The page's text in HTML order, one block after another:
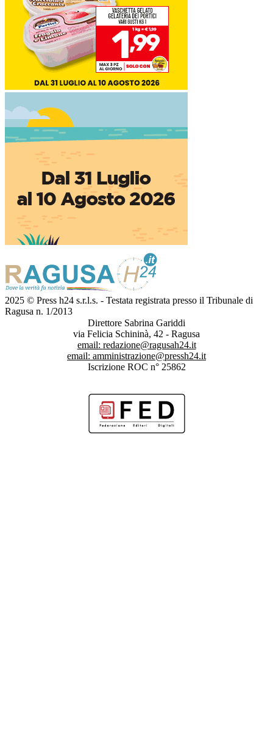
2025 © Press h24 s.r.l.s. - Testata registrata presso il Tribunale di
Ragusa n. 1/2013
Direttore Sabrina Gariddi
via Felicia Schininà, 42 - Ragusa
email: redazione@ragusah24.it
email: amministrazione@pressh24.it
Iscrizione ROC n° 25862